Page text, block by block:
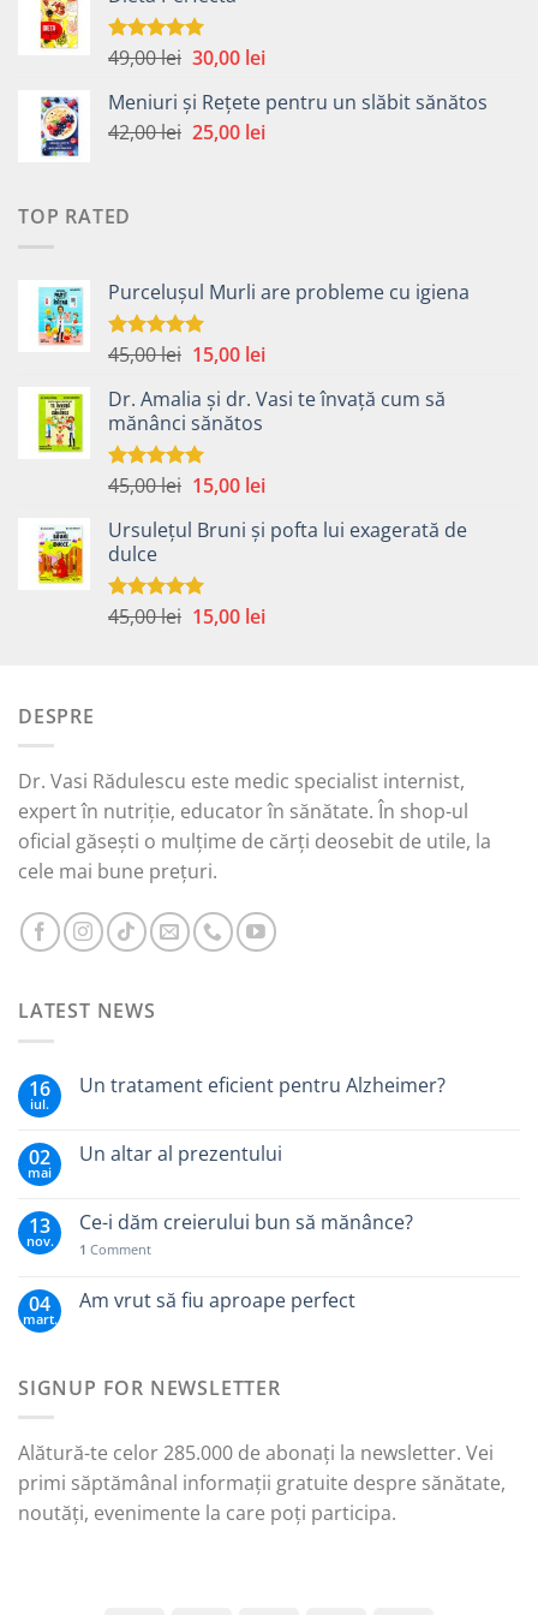
fost:
49,00 lei.
Evaluat la
49,00lei Prețul
a
fost:
30,00 leiPrețul
este:
30,00 lei.
Meniuri și Rețete pentru un slăbit sănătos
42,00lei Prețul
25,00 leiPrețul
TOP RATED
Purcelușul Murli are probleme cu igiena
Evaluat la
45,00lei Prețul
a
fost:
45,00 lei.
15,00 leiPrețul
este:
Dr. Amalia și dr. Vasi te învață cum să
mănânci sănătos
Evaluat la
45,00lei Prețul
a
45,00 lei.
15,00 leiPrețul
este:
Ursulețul Bruni și pofta lui exagerată de
dulce
Evaluat la
45,00lei Prețul
15,00 leiPrețul
DESPRE
Dr. Vasi Rădulescu este medic specialist internist,
expert în nutriție, educator în sănătate. În shop-ul
oficial găsești o mulțime de cărți deosebit de utile, la
cele mai bune prețuri.
LATEST NEWS
16
iul.
Un tratament eficient pentru Alzheimer?
02
mai
Un altar al prezentului
13
nov.
Ce-i dăm creierului bun să mănânce?
1 Comment
04
mart.
Am vrut să fiu aproape perfect
SIGNUP FOR NEWSLETTER
Alătură-te celor 285.000 de abonați la newsletter. Vei
primi săptămânal informații gratuite despre sănătate,
noutăți, evenimente la care poți participa.